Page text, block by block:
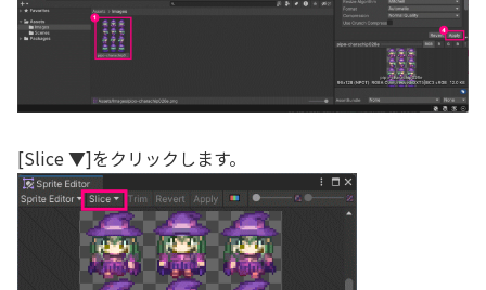
[Slice ▼]をクリックします。